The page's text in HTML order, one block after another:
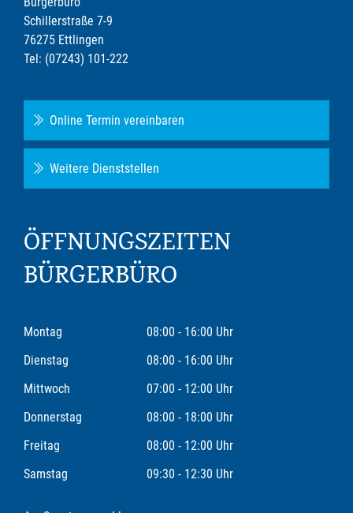
Schillerstraße 7-9
76275 Ettlingen
Tel: (07243) 101-222
Online Termin vereinbaren
Weitere Dienststellen
ÖFFNUNGSZEITEN
BÜRGERBÜRO
Montag
08:00 - 16:00 Uhr
Dienstag
08:00 - 16:00 Uhr
Mittwoch
07:00 - 12:00 Uhr
Donnerstag
08:00 - 18:00 Uhr
Freitag
08:00 - 12:00 Uhr
Samstag
09:30 - 12:30 Uhr